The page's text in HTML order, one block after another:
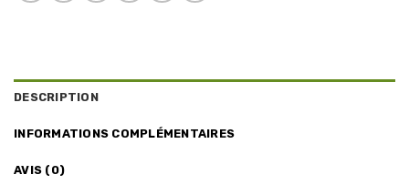
DESCRIPTION
INFORMATIONS COMPLÉMENTAIRES
AVIS (0)